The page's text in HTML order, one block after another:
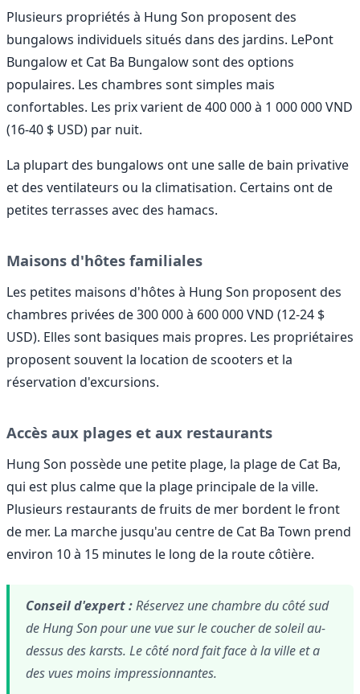
Plusieurs propriétés à Hung Son proposent des
bungalows individuels situés dans des jardins. LePont
Bungalow et Cat Ba Bungalow sont des options
populaires. Les chambres sont simples mais
confortables. Les prix varient de 400 000 à 1 000 000 VND
(16-40 $ USD) par nuit.
La plupart des bungalows ont une salle de bain privative
et des ventilateurs ou la climatisation. Certains ont de
petites terrasses avec des hamacs.
Maisons d'hôtes familiales
Les petites maisons d'hôtes à Hung Son proposent des
chambres privées de 300 000 à 600 000 VND (12-24 $
USD). Elles sont basiques mais propres. Les propriétaires
proposent souvent la location de scooters et la
réservation d'excursions.
Accès aux plages et aux restaurants
Hung Son possède une petite plage, la plage de Cat Ba,
qui est plus calme que la plage principale de la ville.
Plusieurs restaurants de fruits de mer bordent le front
de mer. La marche jusqu'au centre de Cat Ba Town prend
environ 10 à 15 minutes le long de la route côtière.
Conseil d'expert :Réservez une chambre du côté sud
de Hung Son pour une vue sur le coucher de soleil au-
dessus des karsts. Le côté nord fait face à la ville et a
des vues moins impressionnantes.